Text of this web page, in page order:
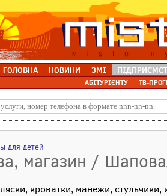
ГОЛОВНА НОВИНИ ЗМІ
АБІТУРІЄНТУ ТВ-
для детей
магазин /
кроватки, манежи,